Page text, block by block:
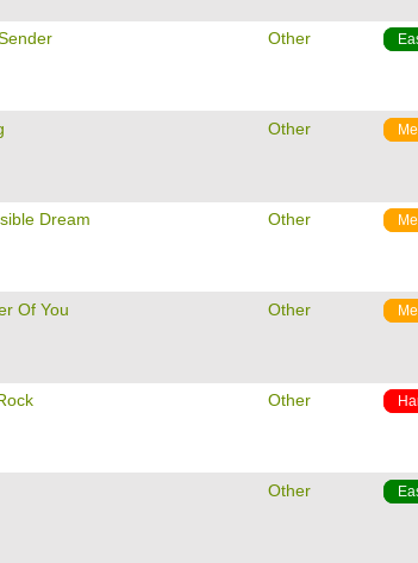
Other
Other
Dream Other
Of You Other
Other
Other